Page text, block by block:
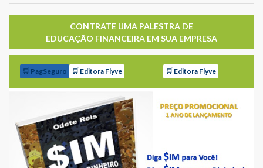
CONTRATE UMA PALESTRA DE
EDUCAÇÃO FINANCEIRA EM SUA EMPRESA
🛒 PagSeguro 🛒 Editora Flyve 🛒 Editora Flyve